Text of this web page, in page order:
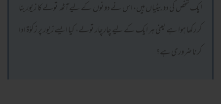
ایک شخص کی دو بیٹیاں ہیں، اس نے دونوں کے لیے آٹھ تولے کا زیور بنا
کر رکھا ہوا ہے یعنی ہر ایک کے لیے چارچار تولے، کیا ایسے زیور پر زکوٰۃ ادا
کرنا ضروری ہے؟